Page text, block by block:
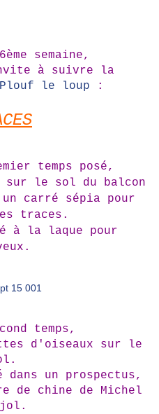
semaine,
à suivre la
Plouf le loup :
temps posé,
sur le sol du balcon
carré sépia pour
traces.
la laque pour
temps,
d'oiseaux sur le
un prospectus,
de chine de Michel